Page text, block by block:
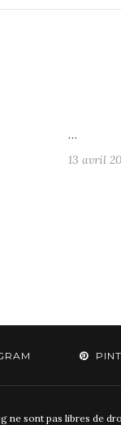
…
13 avril
sont pas libres de